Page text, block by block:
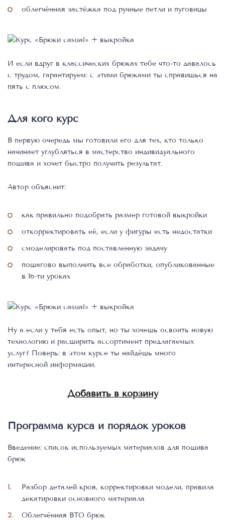
облегчённая застёжка под ручные петли и пуговицы
И если вдруг в классических брюках тебе что-то давалось
с трудом, гарантируем: с этими брюками ты справишься на
пять с плюсом.
Для кого курс
В первую очередь мы готовили его для тех, кто только
начинает углубляться в мастерство индивидуального
пошива и хочет быстро получить результат.
Автор объяснит:
как правильно подобрать размер готовой выкройки
откорректировать её, если у фигуры есть недостатки
смоделировать под поставленную задачу
пошагово выполнить все обработки, опубликованные
в 16-ти уроках
Ну а если у тебя есть опыт, но ты хочешь освоить новую
технологию и расширить ассортимент предлагаемых
услуг? Поверь: в этом курсе ты найдёшь много
интересной информации.
Добавить в корзину
Программа курса и порядок уроков
Введение: список используемых материалов для пошива
брюк
Разбор деталей кроя, корректировки модели, правила
декатировки основного материала
Облегчённая ВТО брюк